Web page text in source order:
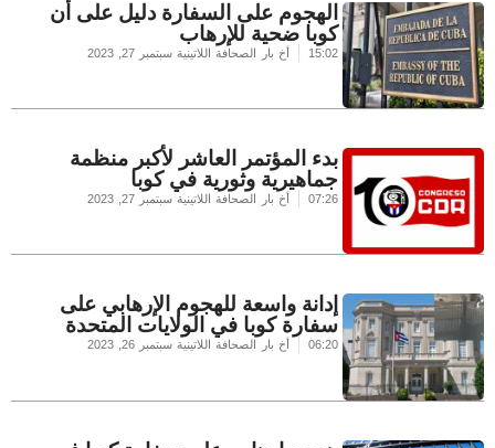
الهجوم على السفارة دليل على أن
كوبا ضحية للإرهاب
15:02 أخ بار الصحافة اللاتينية سبتمبر 27, 2023
بدء المؤتمر العاشر لأكبر منظمة
جماهيرية وثورية في كوبا
07:26 أخ بار الصحافة اللاتينية سبتمبر 27, 2023
إدانة واسعة للهجوم الإرهابي على
سفارة كوبا في الولايات المتحدة
06:20 أخ بار الصحافة اللاتينية سبتمبر 26, 2023